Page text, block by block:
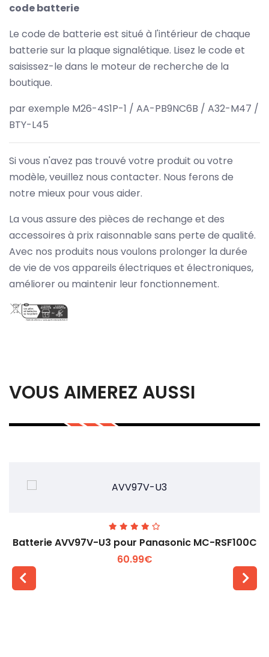
code batterie
Le code de batterie est situé à l'intérieur de chaque
batterie sur la plaque signalétique. Lisez le code et
saisissez-le dans le moteur de recherche de la
boutique.
par exemple M26-4S1P-1 / AA-PB9NC6B / A32-M47 /
BTY-L45
Si vous n'avez pas trouvé votre produit ou votre
modèle, veuillez nous contacter. Nous ferons de
notre mieux pour vous aider.
La vous assure des pièces de rechange et des
accessoires à prix raisonnable sans perte de qualité.
Avec nos produits nous voulons prolonger la durée
de vie de vos appareils électriques et électroniques,
améliorer ou maintenir leur fonctionnement.
VOUS AIMEREZ AUSSI
Batterie AVV97V-U3 pour Panasonic MC-RSF100C
60.99€